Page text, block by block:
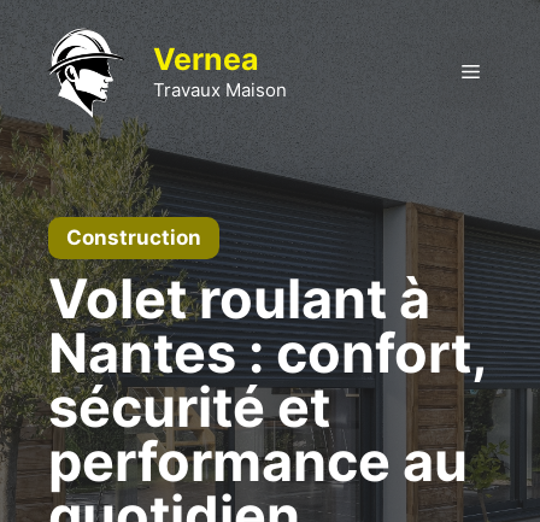
Aller
au
contenu
Vernea
Travaux Maison
Menu
Construction
Volet roulant à
Nantes : confort,
sécurité et
performance au